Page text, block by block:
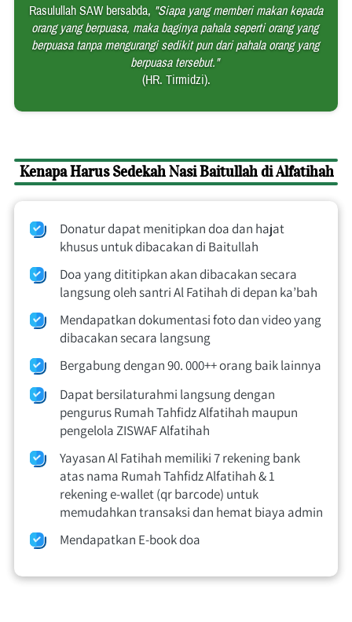
Rasulullah SAW bersabda, "Siapa yang memberi makan kepada
orang yang berpuasa, maka baginya pahala seperti orang yang
berpuasa tanpa mengurangi sedikit pun dari pahala orang yang
berpuasa tersebut."
(HR. Tirmidzi).
Kenapa Harus Sedekah Nasi Baitullah di Alfatihah
Donatur dapat menitipkan doa dan hajat
khusus untuk dibacakan di Baitullah
Doa yang dititipkan akan dibacakan secara
langsung oleh santri Al Fatihah di depan ka’bah
Mendapatkan dokumentasi foto dan video yang
dibacakan secara langsung
Bergabung dengan 90. 000++ orang baik lainnya
Dapat bersilaturahmi langsung dengan
pengurus Rumah Tahfidz Alfatihah maupun
pengelola ZISWAF Alfatihah
Yayasan Al Fatihah memiliki 7 rekening bank
atas nama Rumah Tahfidz Alfatihah & 1
rekening e-wallet (qr barcode) untuk
memudahkan transaksi dan hemat biaya admin
Mendapatkan E-book doa